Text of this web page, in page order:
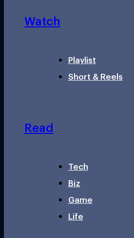
Watch
Playlist
Short & Reels
Read
Tech
Biz
Game
Life